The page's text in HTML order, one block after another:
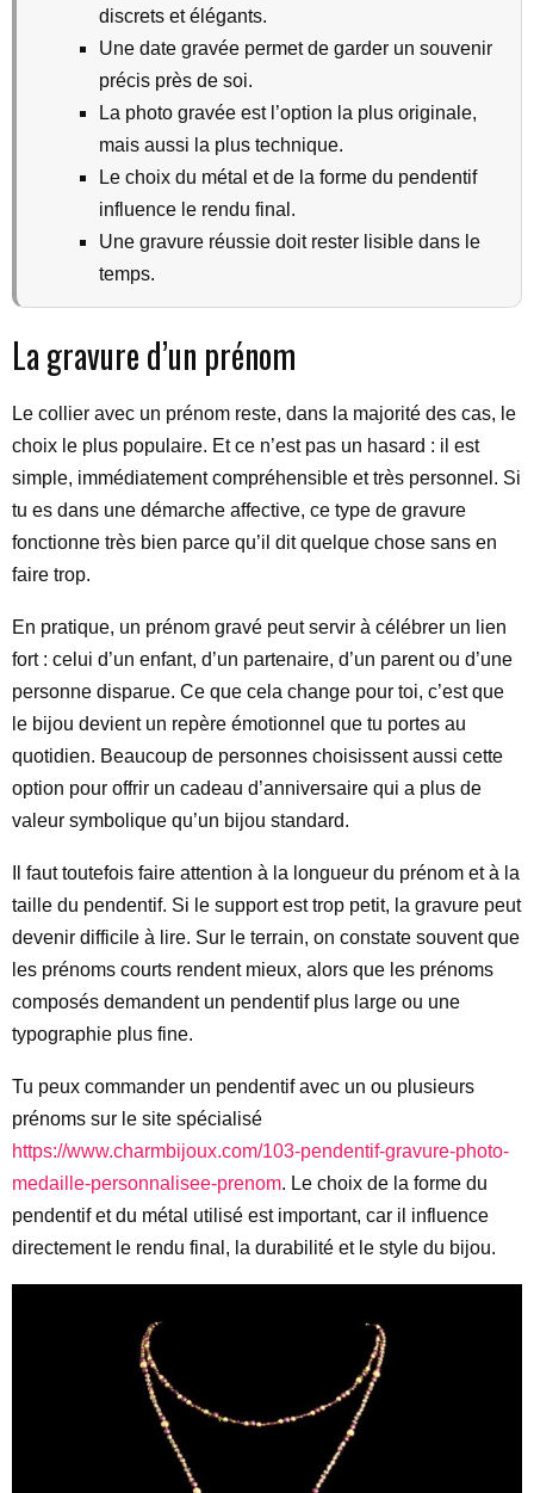
discrets et élégants.
Une date gravée permet de garder un souvenir
précis près de soi.
La photo gravée est l’option la plus originale,
mais aussi la plus technique.
Le choix du métal et de la forme du pendentif
influence le rendu final.
Une gravure réussie doit rester lisible dans le
temps.
La gravure d’un prénom
Le collier avec un prénom reste, dans la majorité des cas, le
choix le plus populaire. Et ce n’est pas un hasard : il est
simple, immédiatement compréhensible et très personnel. Si
tu es dans une démarche affective, ce type de gravure
fonctionne très bien parce qu’il dit quelque chose sans en
faire trop.
En pratique, un prénom gravé peut servir à célébrer un lien
fort : celui d’un enfant, d’un partenaire, d’un parent ou d’une
personne disparue. Ce que cela change pour toi, c’est que
le bijou devient un repère émotionnel que tu portes au
quotidien. Beaucoup de personnes choisissent aussi cette
option pour offrir un cadeau d’anniversaire qui a plus de
valeur symbolique qu’un bijou standard.
Il faut toutefois faire attention à la longueur du prénom et à la
taille du pendentif. Si le support est trop petit, la gravure peut
devenir difficile à lire. Sur le terrain, on constate souvent que
les prénoms courts rendent mieux, alors que les prénoms
composés demandent un pendentif plus large ou une
typographie plus fine.
Tu peux commander un pendentif avec un ou plusieurs
prénoms sur le site spécialisé
https://www.charmbijoux.com/103-pendentif-gravure-photo-
medaille-personnalisee-prenom. Le choix de la forme du
pendentif et du métal utilisé est important, car il influence
directement le rendu final, la durabilité et le style du bijou.